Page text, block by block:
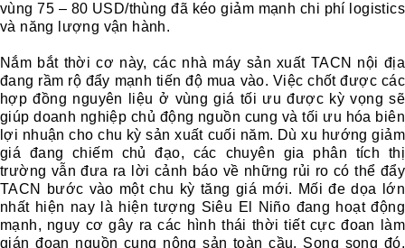
vùng 75 – 80 USD/thùng đã kéo giảm mạnh chi phí logistics
và năng lượng vận hành.
Nắm bắt thời cơ này, các nhà máy sản xuất TACN nội địa
đang rầm rộ đẩy mạnh tiến độ mua vào. Việc chốt được các
hợp đồng nguyên liệu ở vùng giá tối ưu được kỳ vọng sẽ
giúp doanh nghiệp chủ động nguồn cung và tối ưu hóa biên
lợi nhuận cho chu kỳ sản xuất cuối năm. Dù xu hướng giảm
giá đang chiếm chủ đạo, các chuyên gia phân tích thị
trường vẫn đưa ra lời cảnh báo về những rủi ro có thể đẩy
TACN bước vào một chu kỳ tăng giá mới. Mối đe dọa lớn
nhất hiện nay là hiện tượng Siêu El Niño đang hoạt động
mạnh, nguy cơ gây ra các hình thái thời tiết cực đoan làm
gián đoạn nguồn cung nông sản toàn cầu. Song song đó,